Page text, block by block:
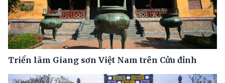
Triển lãm Giang sơn Việt Nam trên Cửu đỉnh